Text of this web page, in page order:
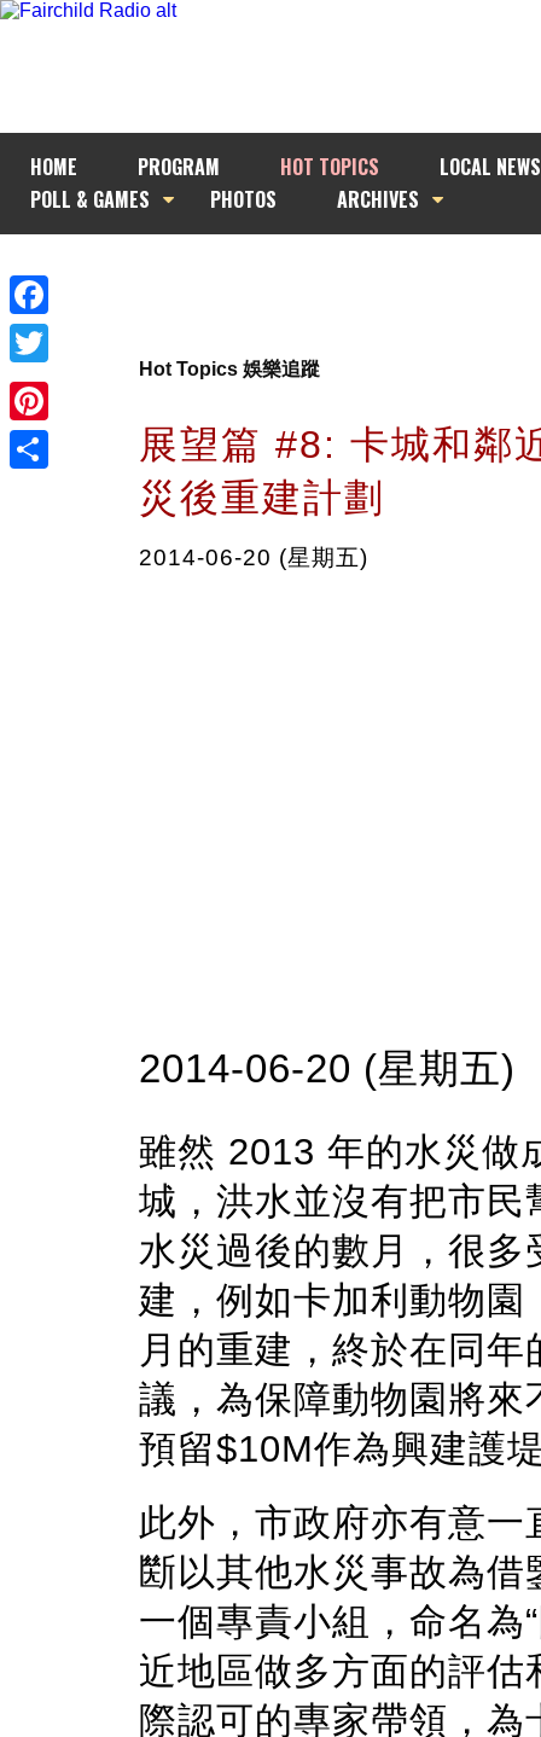
HOME PROGRAM HOT TOPICS
LOCAL NEWS
POLL & GAMES
PHOTOS ARCHIVES
Facebook
Twitter
Pinterest
Hot Topics 娛樂追蹤
展望篇 #8: 卡城和鄰
災後重建計劃
2014-06-20 (星期五)
2014-06-20 (星期五)
雖然 2013 年的水災做
城，洪水並沒有把市
水災過後的數月， 很多
建， 例如卡加利動物園
月的重建， 終於在同
議，為保障動物園將
預留$10M作為興建護
此外， 市政府亦有意一
㫁以其他水災事故為借
一個專責小組，命名為
近地區做多方面的評估
際認可的專家帶領，